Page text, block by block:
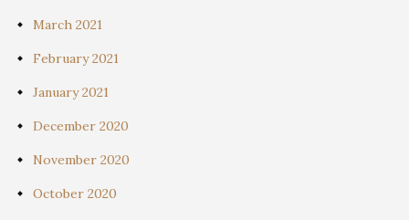
March 2021
February 2021
January 2021
December 2020
November 2020
October 2020